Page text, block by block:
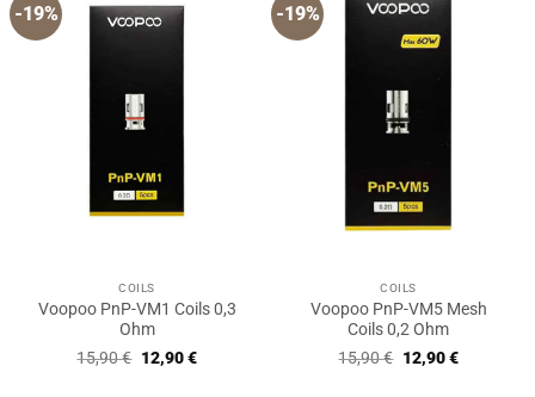
-19%
COILS
Voopoo PnP-VM1 Coils 0,3
Ohm
15,90€ Ursprünglicher
Preis
12,90€Aktueller
-19%
COILS
Voopoo PnP-VM5 Mesh
Coils 0,2 Ohm
15,90€ Ursprünglicher
Preis
12,90€Aktueller